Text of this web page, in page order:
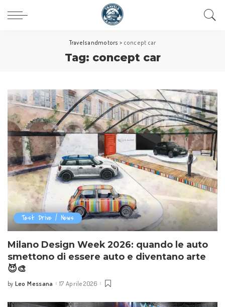
Travelsandmotors > concept car
Tag: concept car
Test Drive / News
Milano Design Week 2026: quando le auto
smettono di essere auto e diventano arte
😈🎨
by Leo Messana 17 Aprile 2026